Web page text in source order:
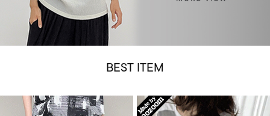
BEST ITEM